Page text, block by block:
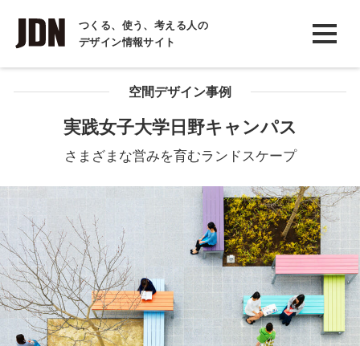
つくる、使う、考える人の
デザイン情報サイト
INTERVIEW
インタビュー
REPORT
COLUMN
空間デザイン事例
実践女子大学日野キャンパス
さまざまな営みを育むランドスケープ